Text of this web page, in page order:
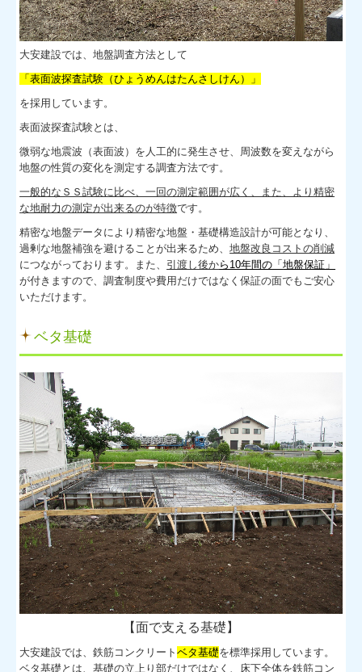
大安建設では、地盤調査方法として
「表面波探査試験（ひょうめんはたんさしけん）」
を採用しています。
表面波探査試験とは、
微弱な地震波（表面波）を人工的に発生させ、周波数を変えながら
地盤の性質の変化を測定する調査方法です。
一般的なＳＳ試験に比べ、一回の測定範囲が広く、また、より精密
な地耐力の測定が出来るのが特徴です。
精密な地盤データにより精密な地盤・基礎構造設計が可能となり、
過剰な地盤補強を避けることが出来るため、地盤改良コストの削減
につながっております。
また、 引渡し後から10年間の「地盤保証」
が付きますので、調査制度や費用だけではなく保証の面でもご安心
いただけます。
ベタ基礎
【面で支える基礎】
大安建設では、鉄筋コンクリートベタ基礎を標準採用しています。
ベタ基礎とは、基礎の立上り部だけではなく、床下全体を鉄筋コン